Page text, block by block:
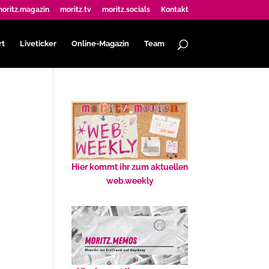
moritz.tv moritz.socials Kontakt
Liveticker Online-Magazin Team
Hier kommt ihr zum aktuellen
web.weekly